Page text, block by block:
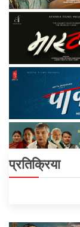
प्रतिक्रिया